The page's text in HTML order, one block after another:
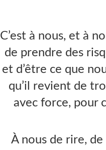
C’est à nous, et à
de prendre des
et d’être ce que
qu’il revient de
avec force, pour
À nous de rire, de